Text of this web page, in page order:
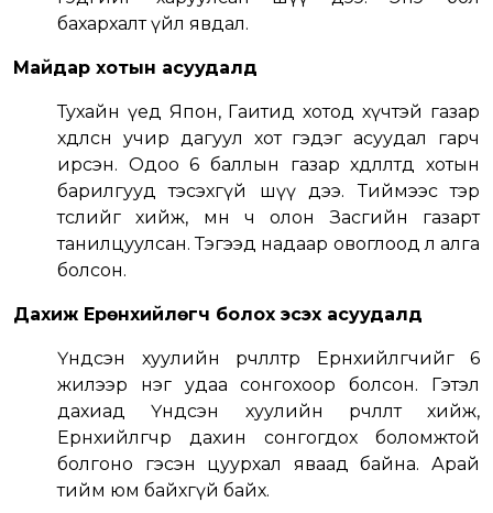
бахархалт үйл явдал.
Майдар хотын асуудалд
Тухайн үед Япон, Гаитид хотод хүчтэй газар
хөдөлсөн учир дагуул хот гэдэг асуудал гарч
ирсэн. Одоо 6 баллын газар хөдлөлтөд хотын
барилгууд тэсэхгүй шүү дээ. Тиймээс тэр
төслийг хийж, мөн ч олон Засгийн газарт
танилцуулсан. Тэгээд надаар овоглоод л алга
болсон.
Дахиж Ерөнхийлөгч болох эсэх асуудалд
Үндсэн хуулийн өөрчлөлтөөр Ерөнхийлөгчийг 6
жилээр нэг удаа сонгохоор болсон. Гэтэл
дахиад Үндсэн хуулийн өөрчлөлт хийж,
Ерөнхийлөгчөөр дахин сонгогдох боломжтой
болгоно гэсэн цуурхал яваад байна. Арай
тийм юм байхгүй байх.